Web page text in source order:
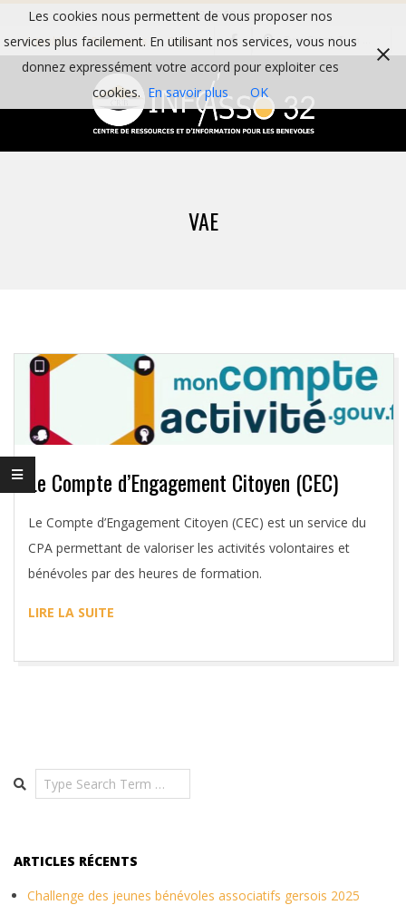
to
content
Tél : 05 62 06 59 82
Actualités Partenaires Contact
I
A
S
S
O
3
2
VAE
Le Compte d’Engagement Citoyen (CEC)
2017-
02-
14
Le Compte d’Engagement Citoyen (CEC) est un service du
CPA permettant de valoriser les activités volontaires et
bénévoles par des heures de formation.
LIRE LA SUITE
Search
ARTICLES RÉCENTS
Challenge des jeunes bénévoles associatifs gersois 2025
Les cookies nous permettent de vous proposer nos
services plus facilement. En utilisant nos services, vous nous
donnez expressément votre accord pour exploiter ces
cookies. En savoir plus OK